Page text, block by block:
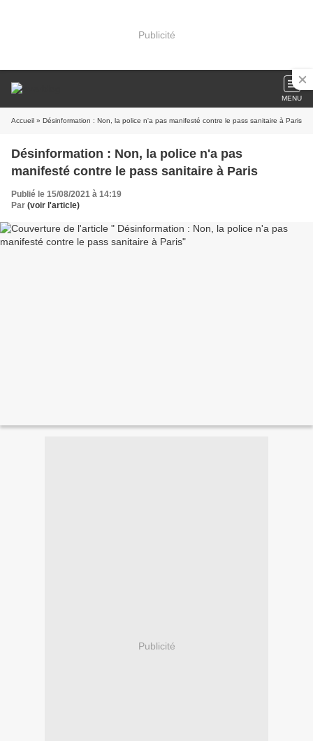
Publicité
MENU
Accueil » Désinformation : Non, la police n'a pas manifesté contre le pass sanitaire à Paris
Désinformation : Non, la police n'a pas
manifesté contre le pass sanitaire à Paris
Publié le 15/08/2021 à 14:19
Par (voir l'article)
Publicité